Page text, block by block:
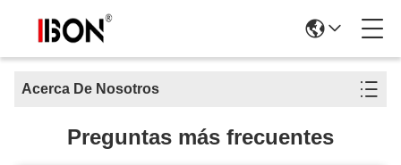
Acerca De Nosotros
Preguntas más frecuentes